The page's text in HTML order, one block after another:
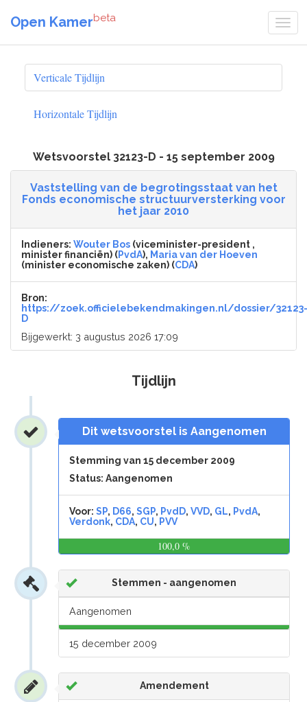
Open Kamerbeta
Verticale Tijdlijn
Horizontale Tijdlijn
Wetsvoorstel 32123-D - 15 september 2009
Vaststelling van de begrotingsstaat van het
Fonds economische structuurversterking voor
het jaar 2010
Indieners: Wouter Bos (viceminister-president ,
minister financiën) (PvdA), Maria van der Hoeven
(minister economische zaken) (CDA)
Bron:
https://zoek.officielebekendmakingen.nl/dossier/32123-
D
Bijgewerkt: 3 augustus 2026 17:09
Tijdlijn
Dit wetsvoorstel is Aangenomen
Stemming van 15 december 2009
Status: Aangenomen
Voor: SP, D66,SGP, PvdD,VVD, GL, PvdA,
Verdonk, CDA, CU, PVV
100,0 %
Stemmen - aangenomen
Aangenomen
15 december 2009
Amendement